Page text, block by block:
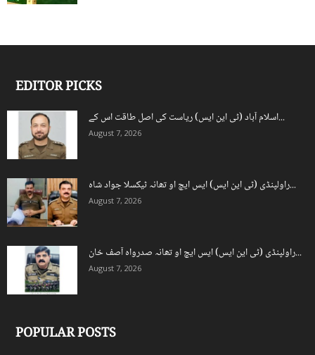
EDITOR PICKS
اسلام آباد (ٹی این ایس) ریاست کی اصل طاقت اس کے...
August 7, 2026
راولپنڈی (ٹی این ایس) ایس ایچ او تھانہ ٹیکسلا جواد شاہ...
August 7, 2026
راولپنڈی (ٹی این ایس) ایس ایچ او تھانہ صدرواہ آصف خان...
August 7, 2026
POPULAR POSTS